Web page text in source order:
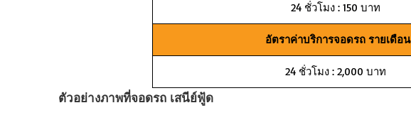
24 ชั่วโมง : 150 บาท
อัตราค่าบริการจอดรถ รายเดือน
24 ชั่วโมง : 2,000 บาท
ตัวอย่างภาพที่จอดรถ เสนีย์ฟู้ด